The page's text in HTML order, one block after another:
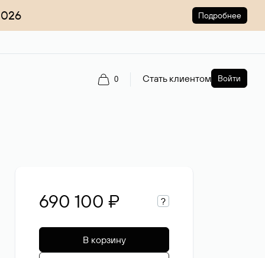
Подробнее
0 Стать клиентом Войти
690 100 ₽ ?
В корзину